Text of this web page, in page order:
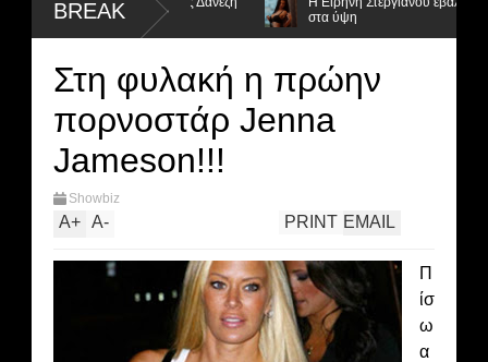
BREAK
στα ύψη
Στη φυλακή η πρώην
πoρνοστάρ Jenna
Jameson!!!
Showbiz
A+ A- EMAIL
PRINT
Π
ίσ
ω
α